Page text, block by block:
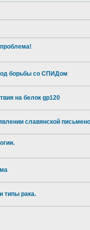
борьбы со СПИДом
на белок gp120
славянской
типы рака.